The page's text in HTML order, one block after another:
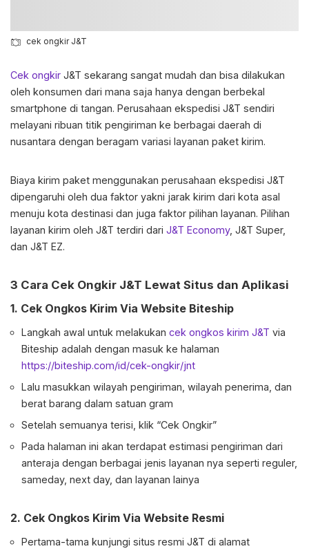
cek ongkir J&T
Cek ongkir J&T sekarang sangat mudah dan bisa dilakukan
oleh konsumen dari mana saja hanya dengan berbekal
smartphone di tangan. Perusahaan ekspedisi J&T sendiri
melayani ribuan titik pengiriman ke berbagai daerah di
nusantara dengan beragam variasi layanan paket kirim.
Biaya kirim paket menggunakan perusahaan ekspedisi J&T
dipengaruhi oleh dua faktor yakni jarak kirim dari kota asal
menuju kota destinasi dan juga faktor pilihan layanan. Pilihan
layanan kirim oleh J&T terdiri dari J&T Economy, J&T Super,
dan J&T EZ.
3 Cara Cek Ongkir J&T Lewat Situs dan Aplikasi
1. Cek Ongkos Kirim Via Website Biteship
Langkah awal untuk melakukan cek ongkos kirim J&T via
Biteship adalah dengan masuk ke halaman
https://biteship.com/id/cek-ongkir/jnt
Lalu masukkan wilayah pengiriman, wilayah penerima, dan
berat barang dalam satuan gram
Setelah semuanya terisi, klik “Cek Ongkir”
Pada halaman ini akan terdapat estimasi pengiriman dari
anteraja dengan berbagai jenis layanan nya seperti reguler,
sameday, next day, dan layanan lainya
2. Cek Ongkos Kirim Via Website Resmi
Pertama-tama kunjungi situs resmi J&T di alamat